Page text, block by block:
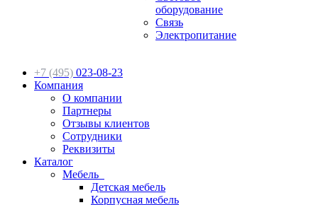
оборудование
Связь
Электропитание
+7 (495) 023-08-23
Компания
О компании
Партнеры
Отзывы клиентов
Сотрудники
Реквизиты
Каталог
Мебель
Детская мебель
Корпусная мебель